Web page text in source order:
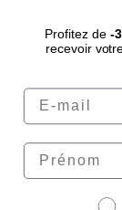
© Sport Nutrition
Profitez de -
recevoir
Email
Prénom